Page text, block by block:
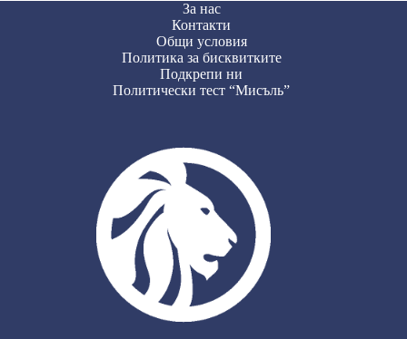
За нас
Контакти
Общи условия
Политика за бисквитките
Подкрепи ни
Политически тест “Мисъль”